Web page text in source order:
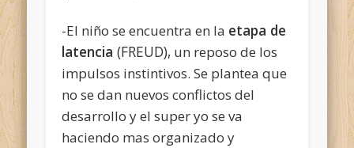
-El niño se encuentra en la etapa de
latencia (FREUD), un reposo de los
impulsos instintivos. Se plantea que
no se dan nuevos conflictos del
desarrollo y el super yo se va
haciendo mas organizado y